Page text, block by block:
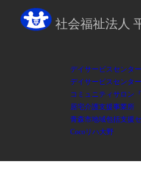
社会福祉法人
デイサービスセンタ
デイサービスセンタ
コミュニティサロン『
居宅介護支援事業所
青森市地域包括支援
Cocoリハ大野